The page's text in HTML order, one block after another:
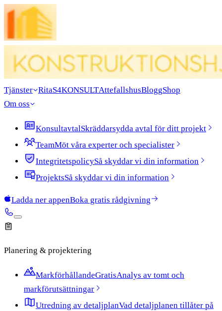
Tjänster RitaS4KONSULTAttefallshusBloggShop
Om oss
KonsultavtalSkräddarsydda avtal för ditt projekt
TeamMöt våra experter och specialister
IntegritetspolicySå skyddar vi din information
ProjektsSå skyddar vi din information
Ladda ner appenBoka gratis rådgivning
Planering & projektering
MarkförhållandeGratisAnalys av tomt och
markförutsättningar
Utredning av detaljplanVad detaljplanen tillåter på